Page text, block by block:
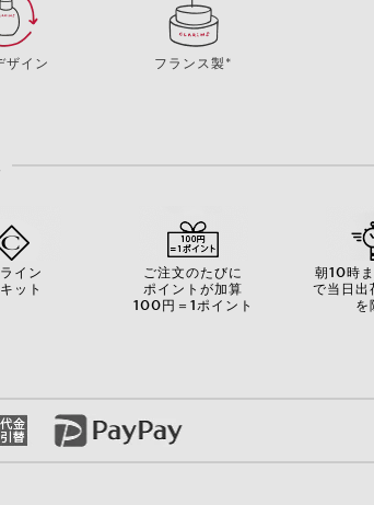
ザイン フランス製*
イン
ット
ご注文のたびに
ポイントが加算
100円＝1ポイント
朝10時
で当日出
を